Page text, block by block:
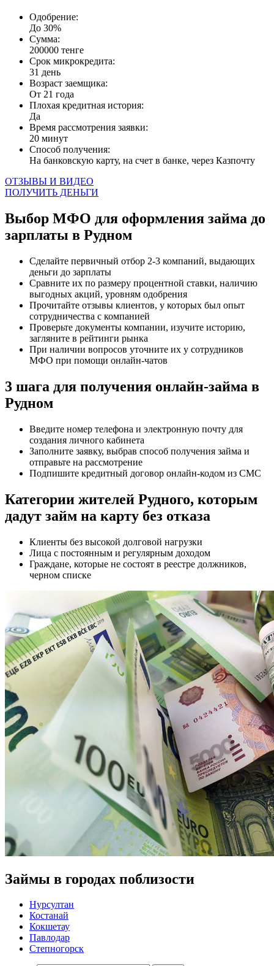
Одобрение:
До 30%
Сумма:
200000 тенге
Срок микрокредита:
31 день
Возраст заемщика:
От 21 года
Плохая кредитная история:
Да
Время рассмотрения заявки:
20 минут
Способ получения:
На банковскую карту, на счет в банке, через Казпочту
ОТЗЫВЫ И ВИДЕО
ПОЛУЧИТЬ ДЕНЬГИ
Выбор МФО для оформления займа до
зарплаты в Рудном
Сделайте первичный отбор 2-3 компаний, выдающих
деньги до зарплаты
Сравните их по размеру процентной ставки, наличию
выгодных акций, уровням одобрения
Прочитайте отзывы клиентов, у которых был опыт
сотрудничества с компанией
Проверьте документы компании, изучите историю,
загляните в рейтинги рынка
При наличии вопросов уточните их у сотрудников
МФО при помощи онлайн-чатов
3 шага для получения онлайн-займа в
Рудном
Введите номер телефона и электронную почту для
создания личного кабинета
Заполните заявку, выбрав способ получения займа и
отправьте на рассмотрение
Подпишите кредитный договор онлайн-кодом из СМС
Категории жителей Рудного, которым
дадут займ на карту без отказа
Клиенты без высокой долговой нагрузки
Лица с постоянным и регулярным доходом
Граждане, которые не состоят в реестре должников,
черном списке
Займы в городах поблизости
Нурсултан
Костанай
Кокшетау
Павлодар
Степногорск